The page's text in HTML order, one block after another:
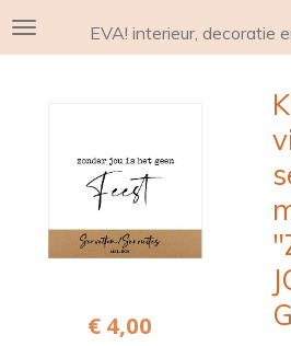
Ga
EVA! interieur, decoratie
€ 4,00